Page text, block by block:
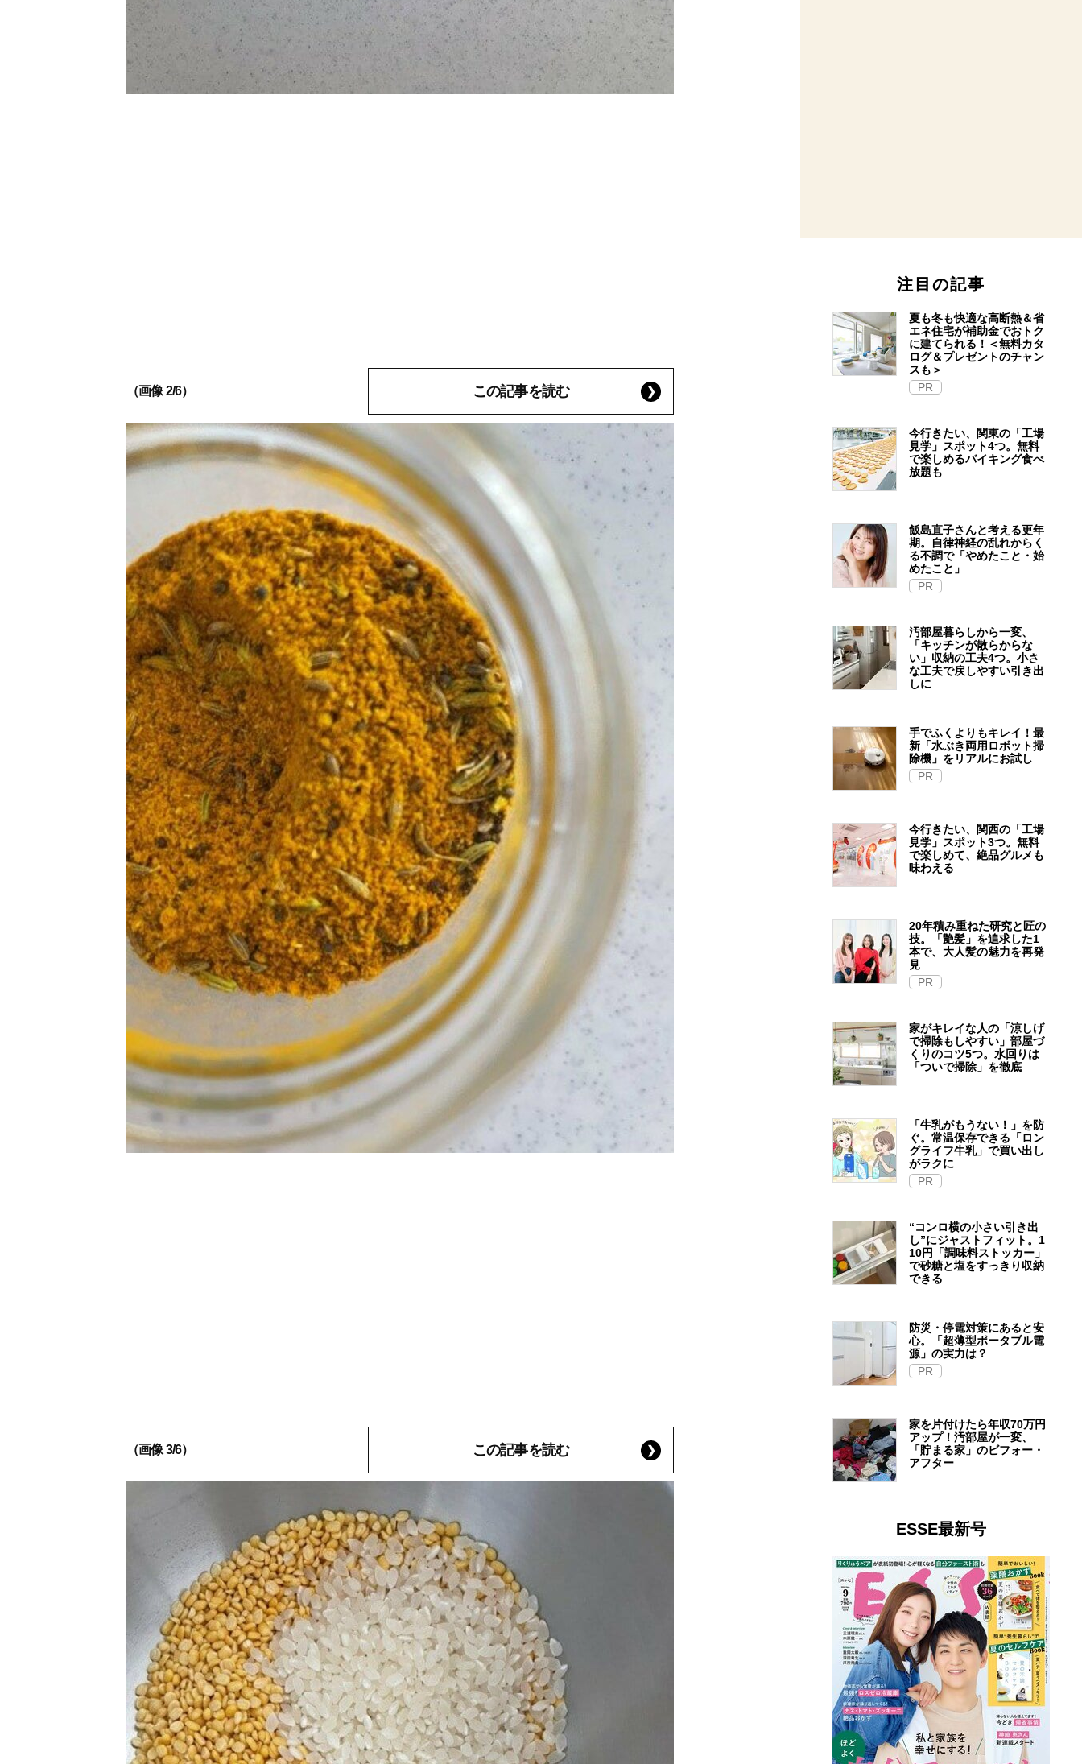
（画像 2/6） この記事を読む
（画像 3/6） この記事を読む
注目の記事
夏も冬も快適な高断熱＆省
エネ住宅が補助金でおトク
に建てられる！＜無料カタ
ログ＆プレゼントのチャン
スも＞
PR
今行きたい、関東の「工場
見学」スポット4つ。無料
で楽しめるバイキング食べ
放題も
飯島直子さんと考える更年
期。自律神経の乱れからく
る不調で「やめたこと・始
めたこと」
PR
汚部屋暮らしから一変、
「キッチンが散らからな
い」収納の工夫4つ。小さ
な工夫で戻しやすい引き出
しに
手でふくよりもキレイ！最
新「水ぶき両用ロボット掃
除機」をリアルにお試し
PR
今行きたい、関西の「工場
見学」スポット3つ。無料
で楽しめて、絶品グルメも
味わえる
20年積み重ねた研究と匠の
技。「艶髪」を追求した1
本で、大人髪の魅力を再発
見
PR
家がキレイな人の「涼しげ
で掃除もしやすい」部屋づ
くりのコツ5つ。水回りは
「ついで掃除」を徹底
「牛乳がもうない！」を防
ぐ。常温保存できる「ロン
グライフ牛乳」で買い出し
がラクに
PR
“コンロ横の小さい引き出
し”にジャストフィット。1
10円「調味料ストッカー」
で砂糖と塩をすっきり収納
できる
防災・停電対策にあると安
心。「超薄型ポータブル電
源」の実力は？​
PR
家を片付けたら年収70万円
アップ！汚部屋が一変、
「貯まる家」のビフォー・
アフター
ESSE最新号